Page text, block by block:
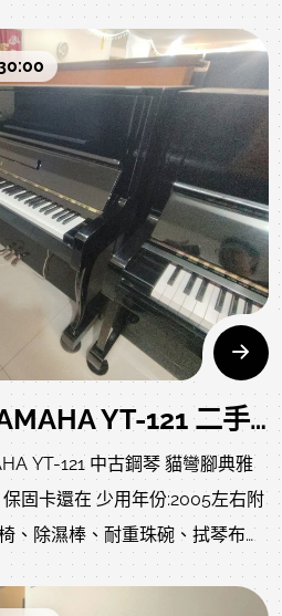
US9X
US6LE US5C US8C US9C
】
，US的琴無論從外觀、年代、
色。
體定位高端的系列其中US系列主
角，外觀自然不用說，全部為仿
US型號也是採用了仿造三角琴的
板。
在了US上，其中US7X US80
頂級型號，佔有絕對優勢，也是
的型號。更多KAWAI鋼琴型號
2014/11/kawai.html嚴選
號琴 US-7X 直立鋼琴，就
附弱音裝置) 日料台製
56800元 台灣 YAMAHA YT-121 二手鋼琴 YT26萬號 中壢中古鋼琴黃先生 0980494792
YT-121 中古鋼琴 貓彎腳典雅
固卡還在 少用年份:2005左右附
、除濕棒、耐重珠碗、拭琴布、
電梯約2000元左右(樓梯、吊
箱、等..另計)售價:56800 不二